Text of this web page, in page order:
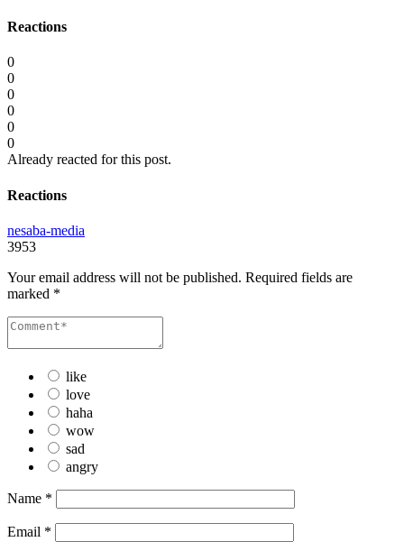
Reactions
0
0
0
0
0
0
Already reacted for this post.
Reactions
nesaba-media
3953
Your email address will not be published. Required fields are
marked *
like
love
haha
wow
sad
angry
Name *
Email *